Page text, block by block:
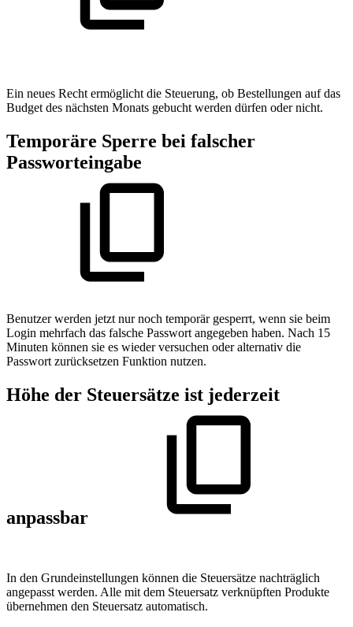
Ein neues Recht ermöglicht die Steuerung, ob Bestellungen auf das
Budget des nächsten Monats gebucht werden dürfen oder nicht.
Temporäre Sperre bei falscher
Passworteingabe
Benutzer werden jetzt nur noch temporär gesperrt, wenn sie beim
Login mehrfach das falsche Passwort angegeben haben. Nach 15
Minuten können sie es wieder versuchen oder alternativ die
Passwort zurücksetzen Funktion nutzen.
Höhe der Steuersätze ist jederzeit
anpassbar
In den Grundeinstellungen können die Steuersätze nachträglich
angepasst werden. Alle mit dem Steuersatz verknüpften Produkte
übernehmen den Steuersatz automatisch.